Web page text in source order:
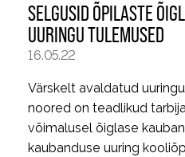
SELGUSID ÕPILASTE
UURINGU TULEMUSED
16.05.22
Värskelt avaldatud
noored on teadlikud
võimalusel õiglase
kaubanduse uuring